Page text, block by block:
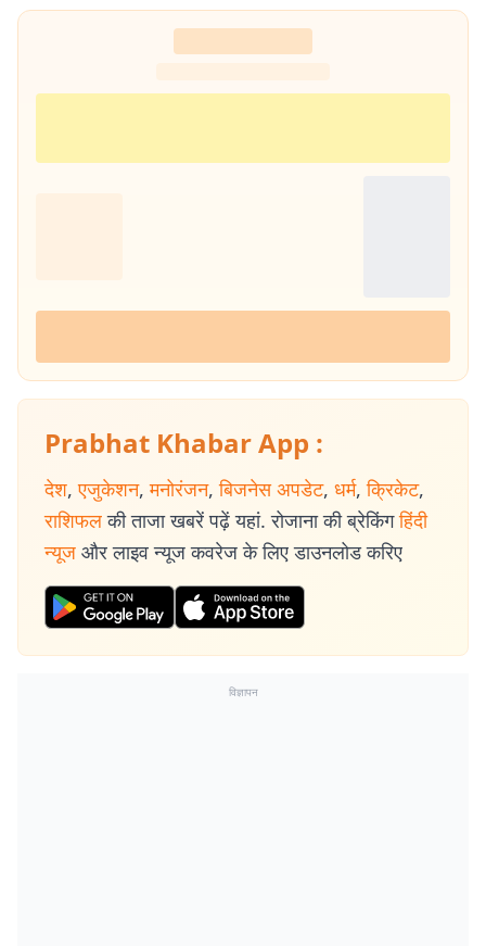
झारखंड और छत्तीसगढ़ की भी लंबे समय तक ग्राउंड-लेवल रिपोर्टिंग की है, जो उनकी
क्षेत्रीय समझ और अनुभव को दर्शाता है. मुख्य विशेषज्ञता (Core Beats) : उनकी
पत्रकारिता निम्नलिखित महत्वपूर्ण और संवेदनशील क्षेत्रों में गहरी विशेषज्ञता को दर्शाती
और जमीनी समस्याओं पर केंद्रित रिपोर्टिंग. जलवायु परिवर्तन और नवीकरणीय ऊर्जा :
Prabhat Khabar App :
देश, एजुकेशन, मनोरंजन, बिजनेस अपडेट, धर्म, क्रिकेट,
राशिफल की ताजा खबरें पढ़ें यहां. रोजाना की ब्रेकिंग हिंदी
न्यूज और लाइव न्यूज कवरेज के लिए डाउनलोड करिए
विज्ञापन